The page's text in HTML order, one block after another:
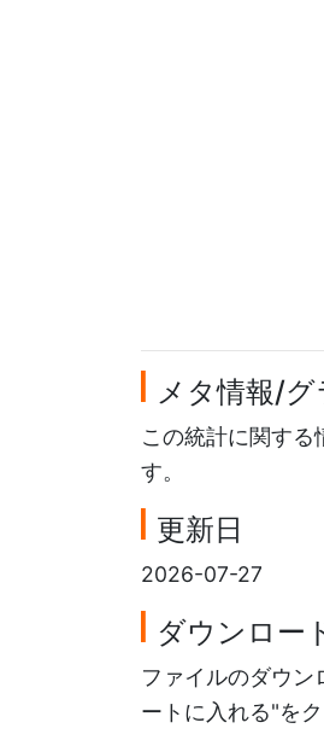
メタ情報/
この統計に関す
す。
更新日
2026-07-27
ダウンロー
ファイルのダウン
ートに入れる"を